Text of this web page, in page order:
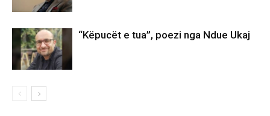
“Këpucët e tua”, poezi nga Ndue Ukaj